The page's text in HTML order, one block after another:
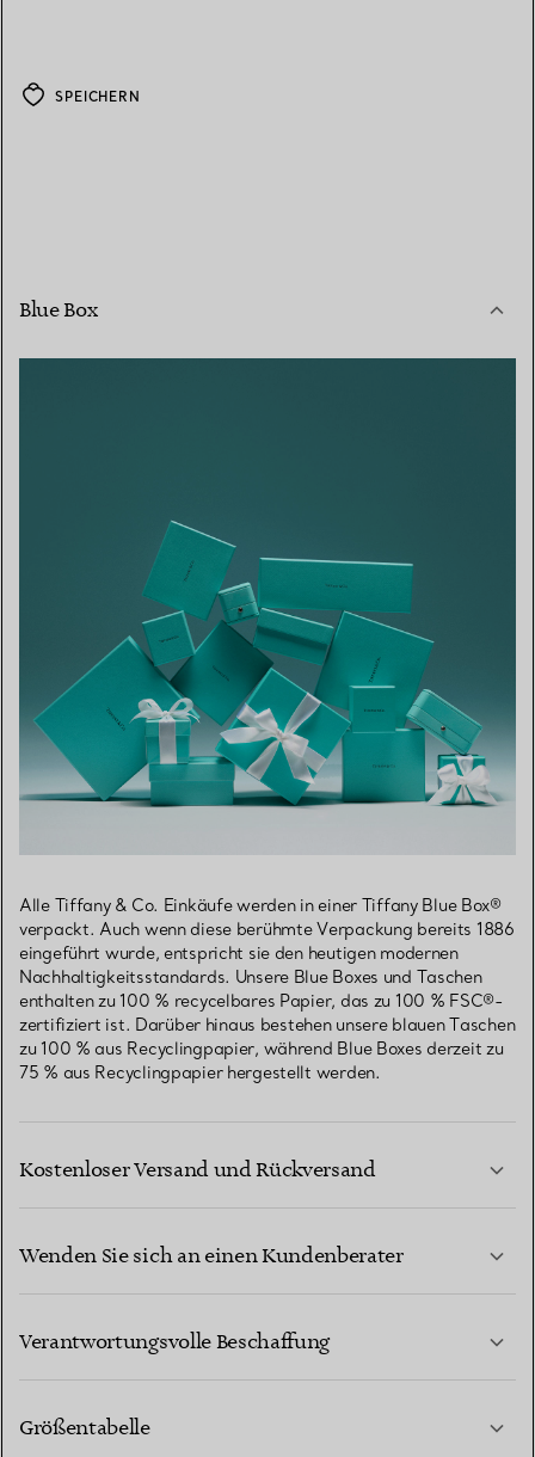
SPEICHERN
Blue Box
Alle Tiffany & Co. Einkäufe werden in einer Tiffany Blue Box®
verpackt. Auch wenn diese berühmte Verpackung bereits 1886
eingeführt wurde, entspricht sie den heutigen modernen
Nachhaltigkeitsstandards. Unsere Blue Boxes und Taschen
enthalten zu 100 % recycelbares Papier, das zu 100 % FSC®-
zertifiziert ist. Darüber hinaus bestehen unsere blauen Taschen
zu 100 % aus Recyclingpapier, während Blue Boxes derzeit zu
75 % aus Recyclingpapier hergestellt werden.
Kostenloser Versand und Rückversand
Wenden Sie sich an einen Kundenberater
Verantwortungsvolle Beschaffung
Größentabelle